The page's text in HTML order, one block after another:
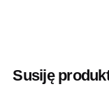
Susiję